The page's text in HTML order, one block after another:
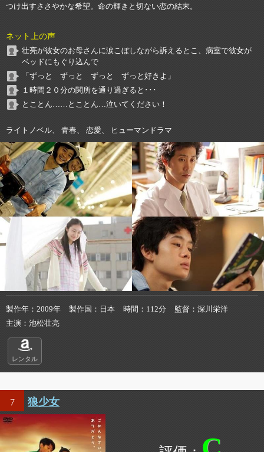
つけ出すささやかな希望。命の輝きと切ない恋の結末。
ネット上の声
壮亮が彼女のお母さんに涙こぼしながら訴えるとこ、病室で彼女が
ベッドにもぐり込んで
「ずっと ずっと ずっと ずっと好きよ」
１時間２０分の関所を通り過ぎると･･･
とことん……とことん…泣いてください！
ライトノベル、 青春、 恋愛、 ヒューマンドラマ
製作年 2009年 製作国 日本 時間 112分 監督
深川栄洋
主演
池松壮亮
レンタル
7 狼少女